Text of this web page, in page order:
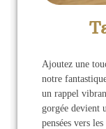
Ajoutez une
notre
un rappel
gorgée devient
pensées vers